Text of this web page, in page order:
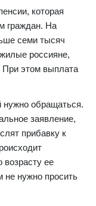
которая
граждан. На
семи тысяч
россияне,
При этом выплата
нужно обращаться.
заявление,
прибавку к
возрасту ее
не нужно просить